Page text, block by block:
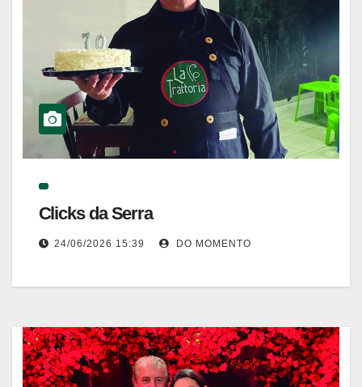
Clicks da Serra
24/06/2026 15:39 DO MOMENTO